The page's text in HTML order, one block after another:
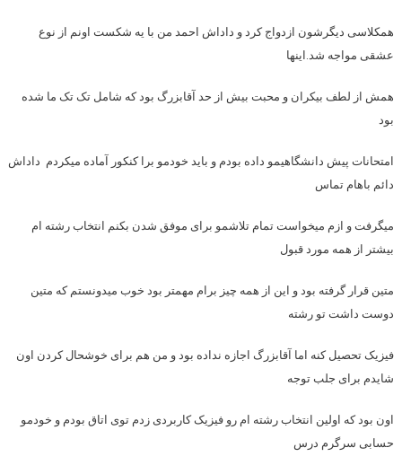
همکلاسی دیگرشون ازدواج کرد و داداش احمد من با یه شکست اونم از نوع
عشقی مواجه شد.اینها
همش از لطف بیکران و محبت بیش از حد آقابزرگ بود که شامل تک تک ما شده
بود
امتحانات پیش دانشگاهیمو داده بودم و باید خودمو برا کنکور آماده میکردم داداش
دائم باهام تماس
میگرفت و ازم میخواست تمام تلاشمو برای موفق شدن بکنم انتخاب رشته ام
بیشتر از همه مورد قبول
متین قرار گرفته بود و این از همه چیز برام مهمتر بود خوب میدونستم که متین
دوست داشت تو رشته
فیزیک تحصیل کنه اما آقابزرگ اجازه نداده بود و من هم برای خوشحال کردن اون
شایدم برای جلب توجه
اون بود که اولین انتخاب رشته ام رو فیزیک کاربردی زدم توی اتاق بودم و خودمو
حسابی سرگرم درس